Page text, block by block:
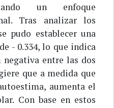
un enfoque
Tras analizar los
pudo establecer una
- 0.334, lo que indica
entre las dos
que a medida que
aumenta el
Con base en estos